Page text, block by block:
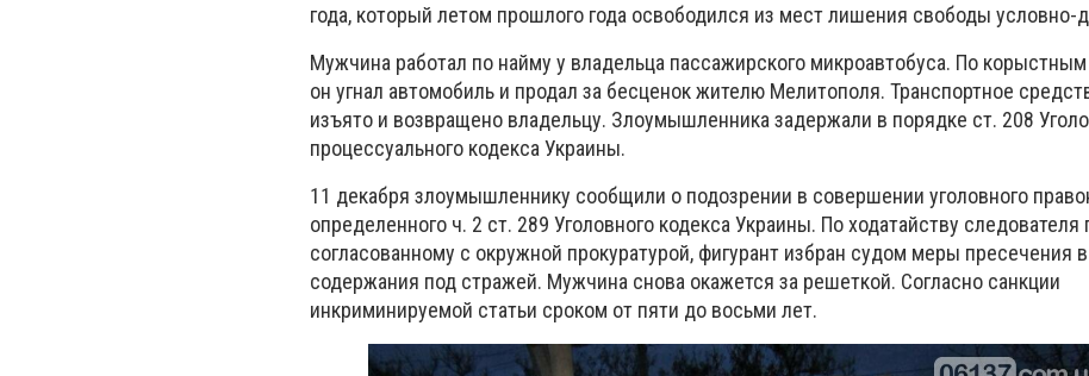
года, который летом прошлого года освободился из мест лишения свободы условно-
Мужчина работал по найму у владельца пассажирского микроавтобуса. По
он угнал автомобиль и продал за бесценок жителю Мелитополя. Транспортное
изъято и возвращено владельцу. Злоумышленника задержали в порядке ст. 208
процессуального кодекса Украины.
11 декабря злоумышленнику сообщили о подозрении в совершении уголовного
определенного ч. 2 ст. 289 Уголовного кодекса Украины. По ходатайству следователя
согласованному с окружной прокуратурой, фигурант избран судом меры пресечения
содержания под стражей. Мужчина снова окажется за решеткой. Согласно санкции
инкриминируемой статьи сроком от пяти до восьми лет.